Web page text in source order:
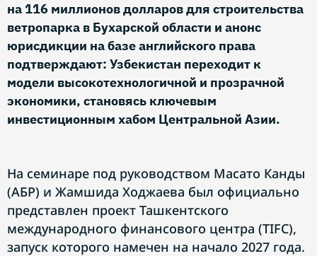
на 116 миллионов долларов для строительства
ветропарка в Бухарской области и анонс
юрисдикции на базе английского права
подтверждают: Узбекистан переходит к
модели высокотехнологичной и прозрачной
экономики, становясь ключевым
инвестиционным хабом Центральной Азии.
На семинаре под руководством Масато Канды
(АБР) и Жамшида Ходжаева был официально
представлен проект Ташкентского
международного финансового центра (TIFC),
запуск которого намечен на начало 2027 года.